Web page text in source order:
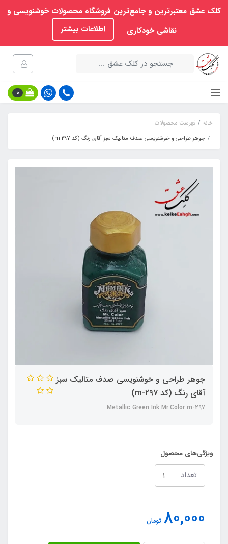
کلک عشق معتبرترین و جامع‌ترین فروشگاه محصولات خوشنویسی و
نقاشی خودکاری
اطلاعات بیشتر
0
خانه
فهرست محصولات
جوهر طراحی و خوشنویسی صدف متالیک سبز آقای رنگ (کد m-297)
جوهر طراحی و خوشنویسی صدف متالیک سبز
آقای رنگ (کد m-297)
Metallic Green Ink Mr.Color m-297
ویژگی‌های محصول
تعداد
80,000 تومان